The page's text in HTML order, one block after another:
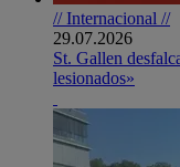
// Internacional //
29.07.2026
St. Gallen
lesionados»